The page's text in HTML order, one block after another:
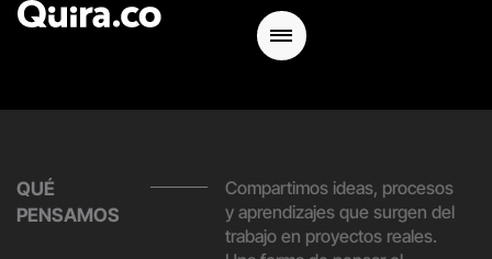
QUÉ
PENSAMOS
Compartimos ideas, procesos
y aprendizajes que surgen del
trabajo en proyectos reales.